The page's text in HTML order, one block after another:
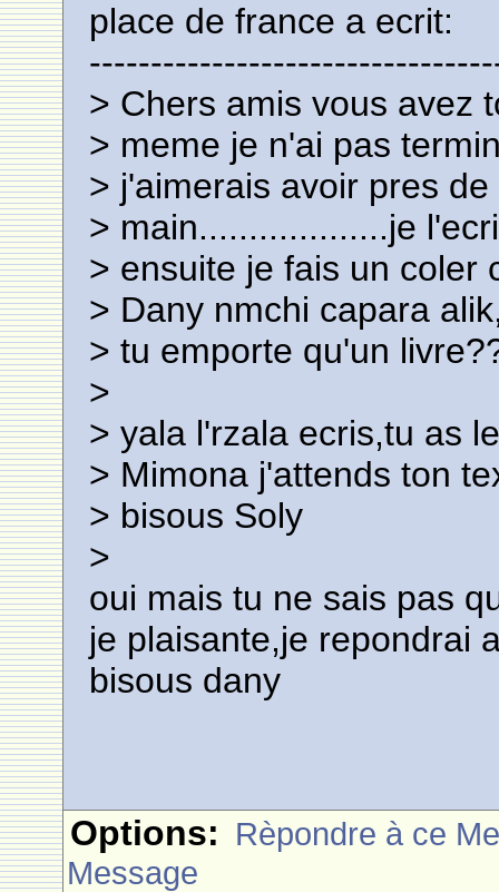
place de france a ecrit:
> Chers amis vous avez
> meme je n'ai pas
> j'aimerais avoir pres de
> main...................je
> ensuite je fais un coler
> Dany nmchi capara
> tu emporte qu'un
>
> yala l'rzala ecris,tu as
> Mimona j'attends ton
> bisous Soly
>
oui mais tu ne sais pas
je plaisante,je repondrai
bisous dany
Options: Rèpondre à ce
Message